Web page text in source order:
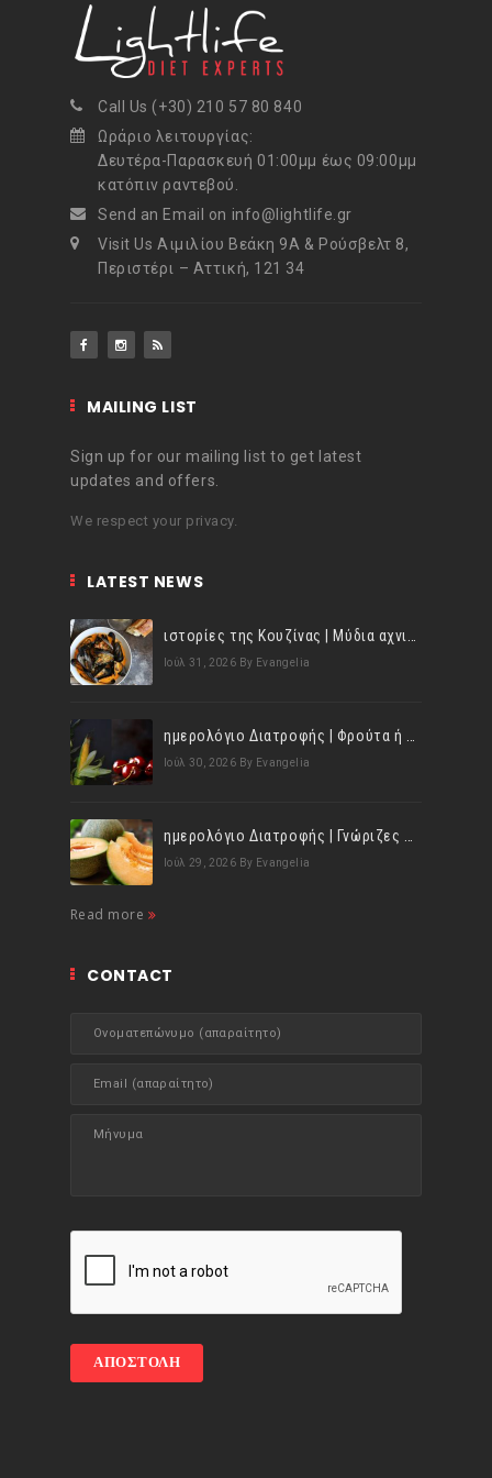
Call Us (+30) 210 57 80 840
Ωράριο λειτουργίας:
Δευτέρα-Παρασκευή 01:00μμ έως 09:00μμ
κατόπιν ραντεβού.
Send an Email on info@lightlife.gr
Visit Us Αιμιλίου Βεάκη 9Α & Ρούσβελτ 8,
Περιστέρι – Αττική, 121 34
MAILING LIST
Sign up for our mailing list to get latest
updates and offers.
We respect your privacy.
LATEST NEWS
Ιούλ 31, 2026 By Evangelia
Ιούλ 30, 2026 By Evangelia
Ιούλ 29, 2026 By Evangelia
Read more
CONTACT